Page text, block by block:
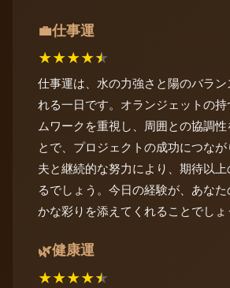
💼仕事運
★★★★★
仕事運は、水の力強さと陽のバラン
れる一日です。オランジェットの
ムワークを重視し、周囲との協調性
とで、プロジェクトの成功につな
夫と継続的な努力により、期待以
るでしょう。今日の経験が、あな
かな彩りを添えてくれることでしょ
🌿健康運
★★★★★